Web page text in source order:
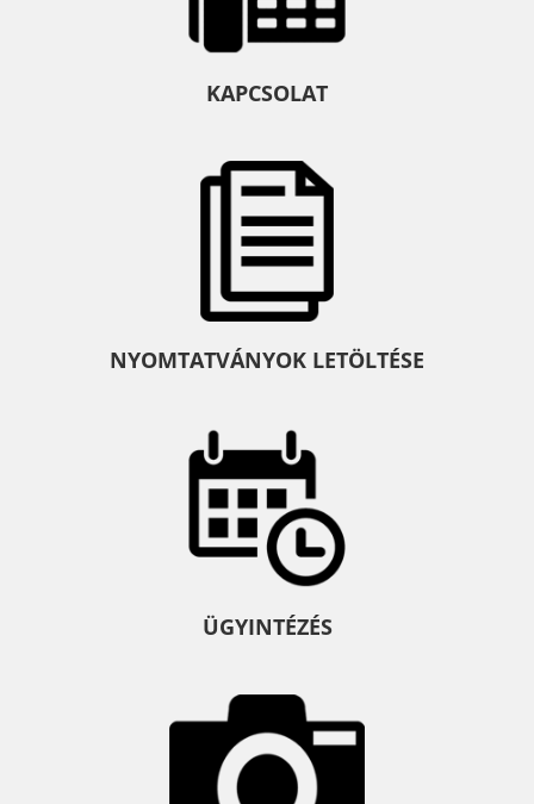
KAPCSOLAT
NYOMTATVÁNYOK LETÖLTÉSE
ÜGYINTÉZÉS